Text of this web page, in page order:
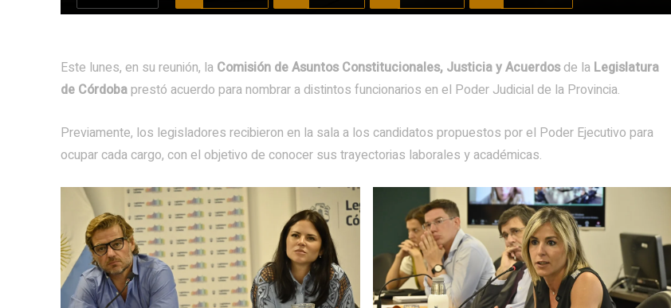
Este lunes, en su reunión, la Comisión de Asuntos Constitucionales, Justicia y Acuerdosde la Legislatura
de Córdobaprestó acuerdo para nombrar a distintos funcionarios en el Poder Judicial de la Provincia.
Previamente, los legisladores recibieron en la sala a los candidatos propuestos por el Poder Ejecutivo para
ocupar cada cargo, con el objetivo de conocer sus trayectorias laborales y académicas.